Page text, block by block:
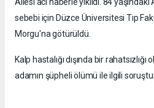
sebebi için Düzce Üniversitesi Tıp
Morgu'na götürüldü.
Kalp hastalığı dışında bir rahatsızlığı
adamın şüpheli ölümü ile ilgili